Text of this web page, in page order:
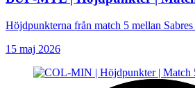
Höjdpunkterna från match 5 mellan
15 maj 2026